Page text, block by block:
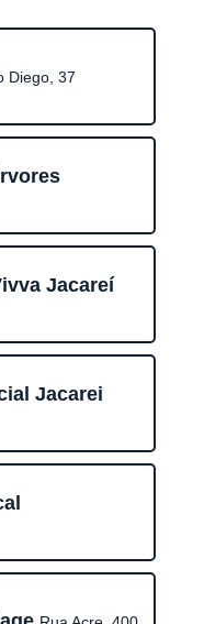
Diego, 37
Jacareí
Jacarei